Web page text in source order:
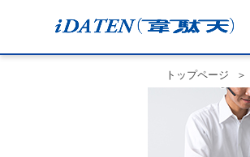
トップページ